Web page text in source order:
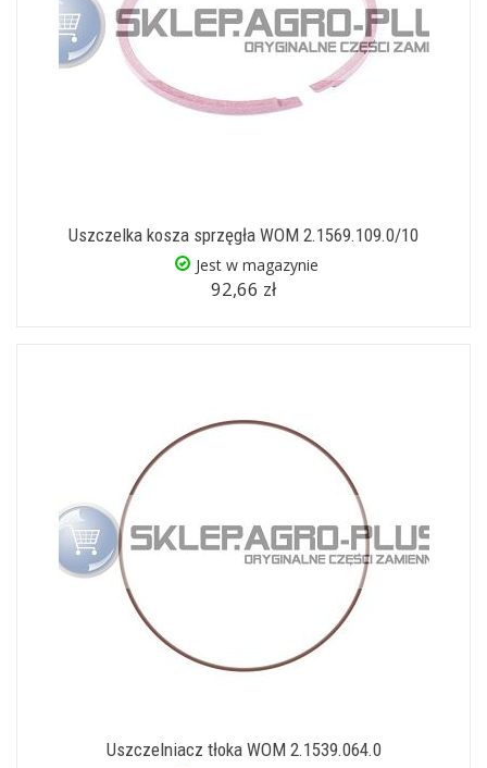
Uszczelka kosza sprzęgła WOM 2.1569.109.0/10
Jest w magazynie
92,66 zł
Uszczelniacz tłoka WOM 2.1539.064.0